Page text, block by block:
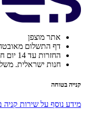
אתר מוצפן
דף התשלום
החזרות עד 14 יום חינם
חנות ישראלית.
קנייה בטוחה
מידע נוסף על שירות קניה